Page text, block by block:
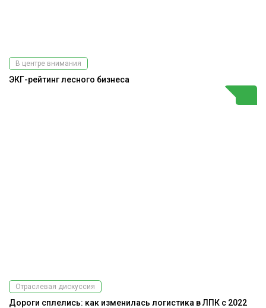
В центре внимания
ЭКГ-рейтинг лесного бизнеса
Отраслевая дискуссия
Дороги сплелись: как изменилась логистика в ЛПК с 2022